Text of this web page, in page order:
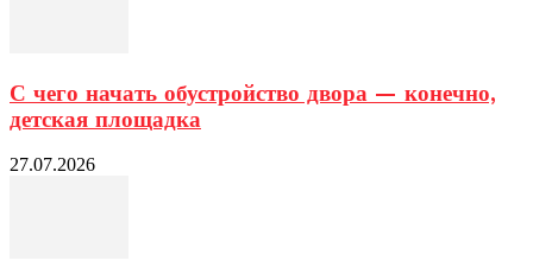
С чего начать обустройство двора — конечно,
детская площадка
27.07.2026